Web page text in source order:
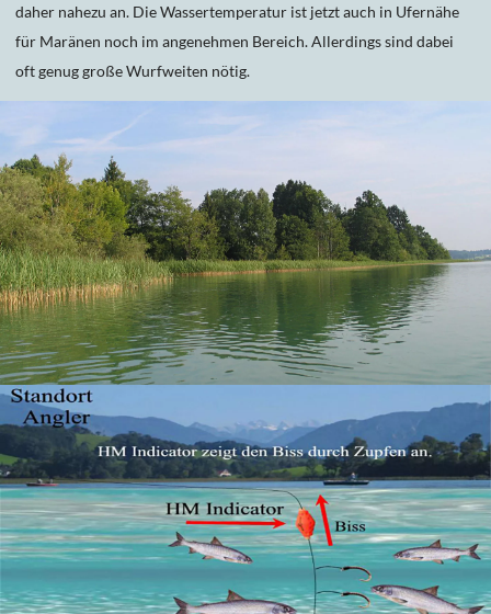
daher nahezu an. Die Wassertemperatur ist jetzt auch in Ufernähe
für Maränen noch im angenehmen Bereich. Allerdings sind dabei
oft genug große Wurfweiten nötig.